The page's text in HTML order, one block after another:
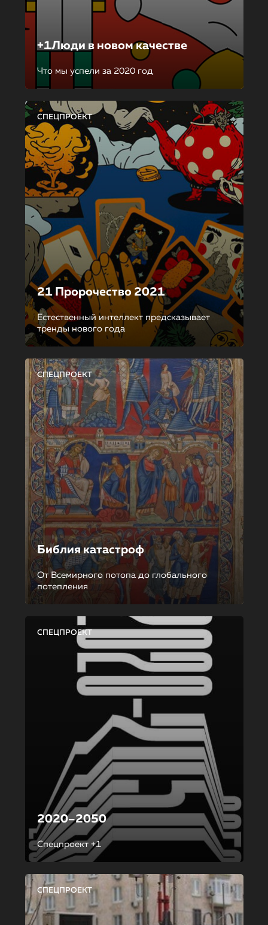
+1Люди в новом качестве
Что мы успели за 2020 год
СПЕЦПРОЕКТ
21 Пророчество 2021
Естественный интеллект предсказывает
тренды нового года
СПЕЦПРОЕКТ
Библия катастроф
От Всемирного потопа до глобального
потепления
СПЕЦПРОЕКТ
2020–2050
Спецпроект +1
СПЕЦПРОЕКТ